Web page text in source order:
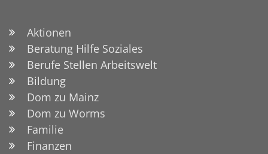
Aktionen
Beratung Hilfe Soziales
Berufe Stellen Arbeitswelt
Bildung
Dom zu Mainz
Dom zu Worms
Familie
Finanzen